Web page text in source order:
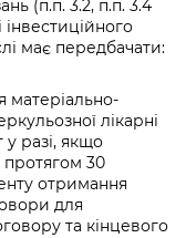
(п.п. 3.2, п.п. 3.4
має передбачати:
матеріально-
лікарні
у разі, якщо
протягом 30
отримання
для
та кінцевого